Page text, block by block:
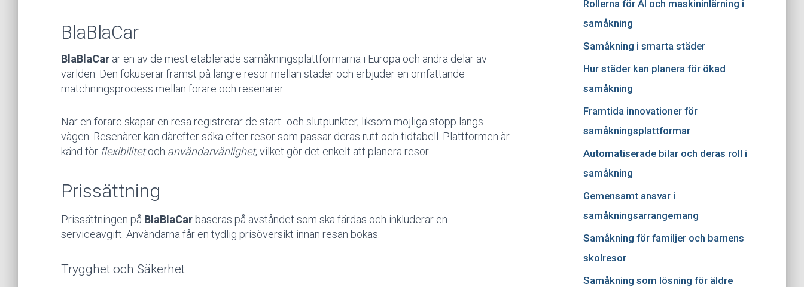
BlaBlaCar
BlaBlaCar är en av de mest etablerade samåkningsplattformarna i Europa och andra delar av
världen. Den fokuserar främst på längre resor mellan städer och erbjuder en omfattande
matchningsprocess mellan förare och resenärer.
När en förare skapar en resa registrerar de start- och slutpunkter, liksom möjliga stopp längs
vägen. Resenärer kan därefter söka efter resor som passar deras rutt och tidtabell. Plattformen är
känd för flexibilitetoch användarvänlighet, vilket gör det enkelt att planera resor.
Prissättning
Prissättningen på BlaBlaCar baseras på avståndet som ska färdas och inkluderar en
serviceavgift. Användarna får en tydlig prisöversikt innan resan bokas.
Trygghet och Säkerhet
Rollerna för AI och maskininlärning i
samåkning
Samåkning i smarta städer
Hur städer kan planera för ökad
samåkning
Framtida innovationer för
samåkningsplattformar
Automatiserade bilar och deras roll i
samåkning
Gemensamt ansvar i
samåkningsarrangemang
Samåkning för familjer och barnens
skolresor
Samåkning som lösning för äldre